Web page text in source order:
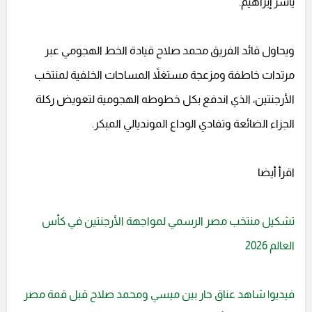
ويحاول قائد الفريق محمد صلاح قيادة الخط الهجومي عبر
مرتدات خاطفة ومزعجة مستغلاً المساحات الخلفية لمنتخب
الأرجنتين، الذي اندفع بكل خطوطه الهجومية لتعويض ركلة
الجزاء الضائعة وتفادي الوداع المونديالي المبكر.
اقرأ أيضا
تشكيل منتخب مصر الرسمي لمواجهة الأرجنتين في كأس
العالم 2026
فيديو| شاهد عناق حار بين ميسي ومحمد صلاح قبل قمة مصر